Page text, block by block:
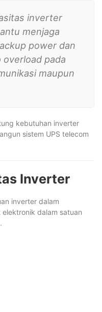
inverter
menjaga
power dan
pada
maupun
kebutuhan inverter
sistem UPS telecom
Inverter
inverter dalam
dalam satuan